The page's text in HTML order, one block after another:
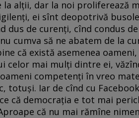
la alții, dar la noi proliferează
ei sînt deopotrivă
dus de curenți, cînd condus
cumva să ne abatem de la
că există asemenea
celor mai mulți dintre ei,
competenți în vreo
totuși. Iar de cînd cu
că democrația e tot mai
că nu mai rămîne